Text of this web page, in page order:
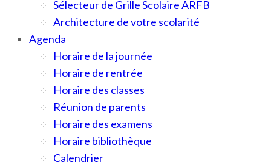
Sélecteur de Grille Scolaire ARFB
Architecture de votre scolarité
Agenda
Horaire de la journée
Horaire de rentrée
Horaire des classes
Réunion de parents
Horaire des examens
Horaire bibliothèque
Calendrier